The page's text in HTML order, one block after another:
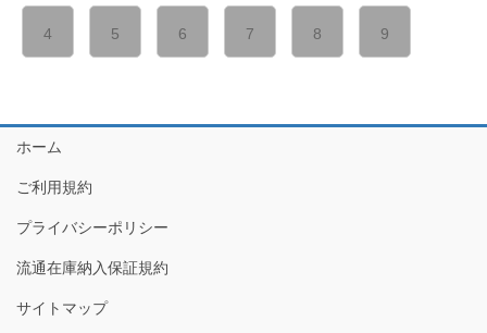
4 5 6 7 8 9
ホーム
ご利用規約
プライバシーポリシー
流通在庫納入保証規約
サイトマップ